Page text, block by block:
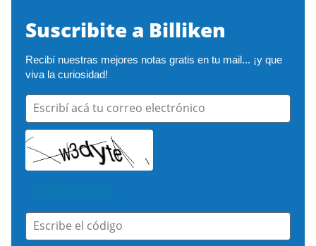
Suscribite a Billiken
Recibí nuestras mejores notas gratis en tu mail... ¡y que
viva la curiosidad!
Escribí acá tu correo electrónico
Cambiar imagen
Escribe el código